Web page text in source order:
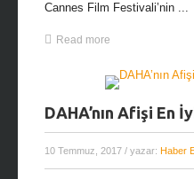
Cannes Film Festivali’nin ...
Read more
DAHA’nın Afişi En
10 Temmuz, 2017 / yazar: Haber